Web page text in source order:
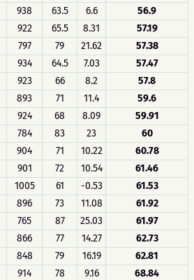
938 63.5 6.6
56.9
922 65.5 8.31
57.19
797 79 21.62
57.38
934 64.5 7.03
57.47
923 66 8.2
57.8
893 71 11.4
59.6
924 68 8.09
59.91
784 83 23
60
904 71 10.22
60.78
901 72 10.54
61.46
1005 61 -0.53
61.53
896 73 11.08
61.92
765 87 25.03
61.97
866 77 14.27
62.73
848 79 16.19
62.81
914 78 9.16 68.84